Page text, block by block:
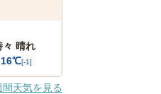
々 晴れ
16℃[-1]
天気を見る